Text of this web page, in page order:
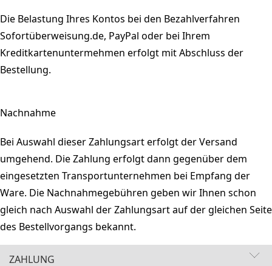
Die Belastung Ihres Kontos bei den Bezahlverfahren
Sofortüberweisung.de, PayPal oder bei Ihrem
Kreditkartenuntermehmen erfolgt mit Abschluss der
Bestellung.
Nachnahme
Bei Auswahl dieser Zahlungsart erfolgt der Versand
umgehend. Die Zahlung erfolgt dann gegenüber dem
eingesetzten Transportunternehmen bei Empfang der
Ware. Die Nachnahmegebühren geben wir Ihnen schon
gleich nach Auswahl der Zahlungsart auf der gleichen Seite
des Bestellvorgangs bekannt.
ZAHLUNG